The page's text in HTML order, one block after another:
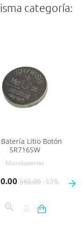
categoría:
Batería Litio Botón
SR716SW
Microbaterías
base$60.00 -50%